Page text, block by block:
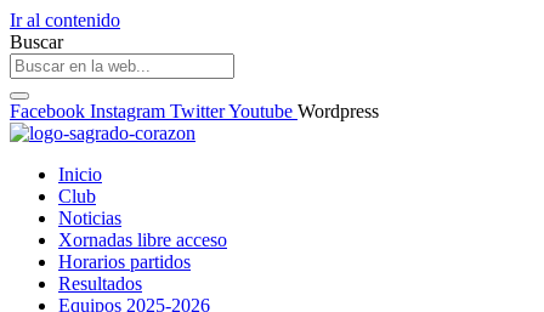
Ir al contenido
Buscar
Facebook Instagram TwitterYoutube Wordpress
Inicio
Club
Noticias
Xornadas libre acceso
Horarios partidos
Resultados
Equipos 2025-2026